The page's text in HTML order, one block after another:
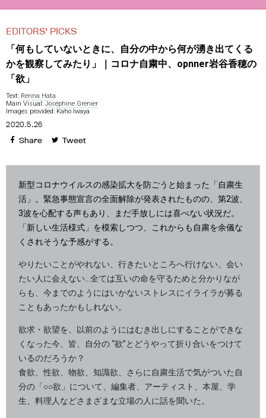
EDITORS' PICKS
「何もしていないときに、自分の中から何が湧き出てくる
かを観察してみたり」｜コロナ自粛中、opnner岩谷香穂の
「欲」
Text: Renna Hata
Main Visual: Joséphine Grenier
Images provided: Kaho Iwaya
2020.5.26
Share Tweet
新型コロナウイルスの感染拡大を防ごうと始まった「自粛生
活」。緊急事態宣言の全面解除が発表されたものの、第2波、
3波を心配する声もあり、まだ手放しには喜べない状況だ。
「新しい生活様式」を模索しつつ、これからも自粛を余儀な
くされそうな予感がする。
やりたいことがやれない、行きたいところへ行けない、会い
たい人に会えない…全ては互いの命を守るためと分かりなが
らも、今までのようにはいかないストレスにイライラが募る
こともあったかもしれない。
欲求・欲望を、以前のようにはむき出しにすることができな
くなった今、皆、自分の “欲”とどうやって折り合いをつけて
いるのだろうか？
食欲、性欲、物欲、知識欲、さらに自粛生活で気がついた自
分の「○○欲」について、編集者、アーティスト、本屋、学
生、料理人などさまざまな立場の人に話を聞いた。